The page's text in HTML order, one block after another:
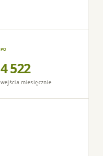
4 522
wejścia miesięcznie